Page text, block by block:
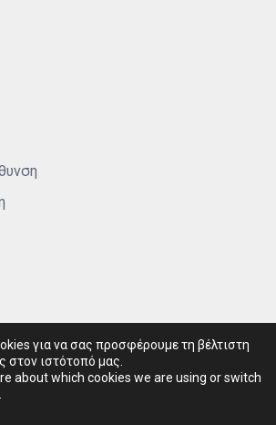
για να σας προσφέρουμε τη βέλτιστη
στον ιστότοπό μας.
about which cookies we are using or switch